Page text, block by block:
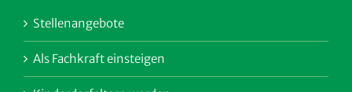
Stellenangebote
Als Fachkraft einsteigen